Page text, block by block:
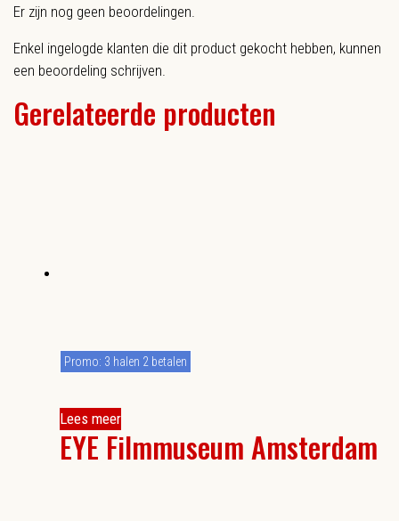
Er zijn nog geen beoordelingen.
Enkel ingelogde klanten die dit product gekocht hebben, kunnen
een beoordeling schrijven.
Gerelateerde producten
Lees meer
EYE Filmmuseum Amsterdam
Promo: 3 halen 2 betalen